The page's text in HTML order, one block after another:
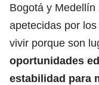
Bogotá y
apetecidas por
vivir porque son
oportunidades
estabilidad para